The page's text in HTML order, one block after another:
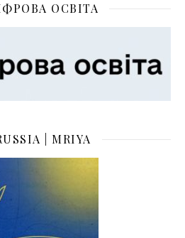
ОСВІТА
| MRIYA